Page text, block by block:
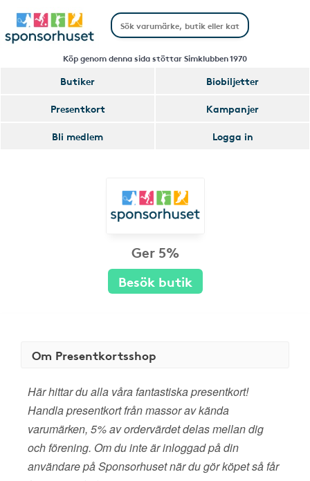
Köp genom denna sida stöttar Simklubben 1970
Butiker
Biobiljetter
Presentkort
Kampanjer
Bli medlem
Logga in
Ger 5%
Besök butik
Om Presentkortsshop
Här hittar du alla våra fantastiska presentkort!
Handla presentkort från massor av kända
varumärken, 5% av ordervärdet delas mellan dig
och förening. Om du inte är inloggad på din
användare på Sponsorhuset när du gör köpet så får